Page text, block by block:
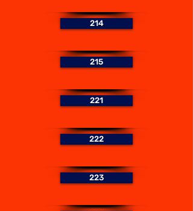
214
215
221
222
223